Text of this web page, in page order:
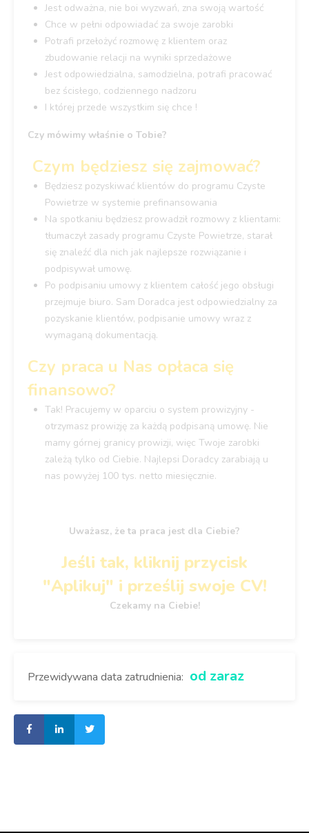
Jest odważna, nie boi wyzwań, zna swoją wartość
Chce w pełni odpowiadać za swoje zarobki
Potrafi przełożyć rozmowę z klientem oraz
zbudowanie relacji na wyniki sprzedażowe
Jest odpowiedzialna, samodzielna, potrafi pracować
bez ścisłego, codziennego nadzoru
I której przede wszystkim się chce !
Czy mówimy właśnie o Tobie?
Czym będziesz się zajmować?
Będziesz pozyskiwać klientów do programu Czyste
Powietrze w systemie prefinansowania
Na spotkaniu będziesz prowadził rozmowy z klientami:
tłumaczył zasady programu Czyste Powietrze, starał
się znaleźć dla nich jak najlepsze rozwiązanie i
podpisywał umowę.
Po podpisaniu umowy z klientem całość jego obsługi
przejmuje biuro. Sam Doradca jest odpowiedzialny za
pozyskanie klientów, podpisanie umowy wraz z
wymaganą dokumentacją.
Czy praca u Nas opłaca się
finansowo?
Tak! Pracujemy w oparciu o system prowizyjny -
otrzymasz prowizję za każdą podpisaną umowę. Nie
mamy górnej granicy prowizji, więc Twoje zarobki
zależą tylko od Ciebie. Najlepsi Doradcy zarabiają u
nas powyżej 100 tys. netto miesięcznie.
Uważasz, że ta praca jest dla Ciebie?
Jeśli tak, kliknij przycisk
"Aplikuj" i prześlij swoje CV!
Czekamy na Ciebie!
Przewidywana data zatrudnienia: od zaraz